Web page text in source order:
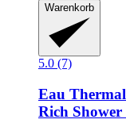
Warenkorb
5.0 (7)
Eau
Rich Shower